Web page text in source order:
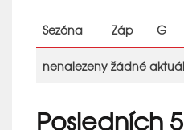
Sezóna Záp G
nenalezeny žádné
Posledních